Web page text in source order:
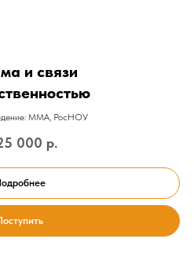
и связи
ММА, РосНОУ
000 р.